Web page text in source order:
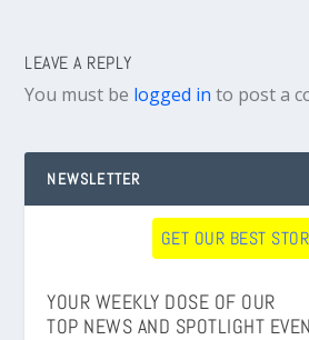
LEAVE A REPLY
You must be logged in to post a
NEWSLETTER
GET OUR BEST
YOUR WEEKLY DOSE OF OUR
TOP NEWS AND SPOTLIGHT